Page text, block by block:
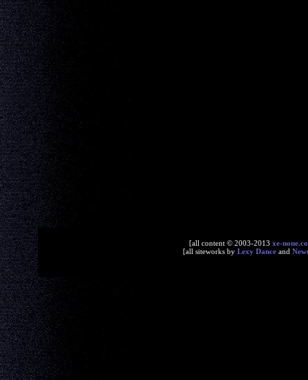
[all content © 2003-2013 xe-
[all siteworks by Lexy Danceand